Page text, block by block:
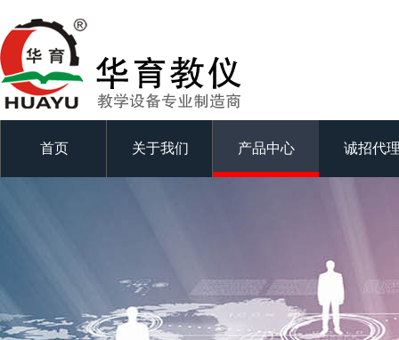
首页 关于我们 产品中心 诚招代